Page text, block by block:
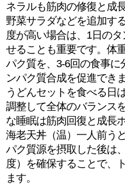
ネラルも筋肉の修復と成
野菜サラダなどを追加す
度が高い場合は、1日の
せることも重要です。体
パク質を、3-6回の食事に
ンパク質合成を促進でき
うどんセットを食べる日
調整して全体のバランス
な睡眠は筋肉回復と成長
海老天丼（温）一人前う
パク質源を摂取した後は
度）を確保することで、
ます。